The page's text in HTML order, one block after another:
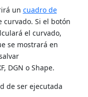
un cuadro de
Si el botón
el curvado,
se mostrará en
DGN o Shape.
de ser ejecutada